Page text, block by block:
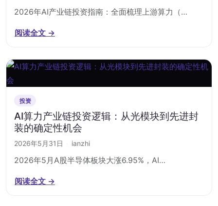
2026年AI产业链投资指南：全面梳理上游算力（…
阅读全文 →
投资
AI算力产业链投资逻辑：从光模块到先进封
装的确定性机会
2026年5月31日 ianzhi
2026年5月A股半导体板块大涨6.95%，AI…
阅读全文 →